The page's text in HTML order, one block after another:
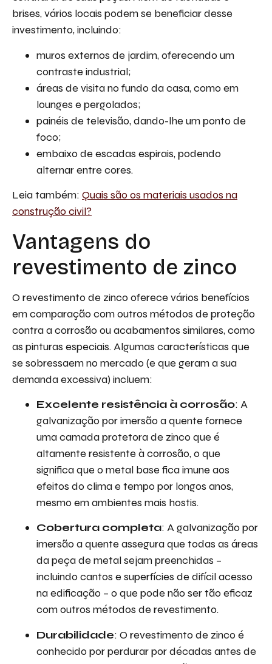
brises, vários locais podem se beneficiar desse
investimento, incluindo:
muros externos de jardim, oferecendo um
contraste industrial;
áreas de visita no fundo da casa, como em
lounges e pergolados;
painéis de televisão, dando-lhe um ponto de
foco;
embaixo de escadas espirais, podendo
alternar entre cores.
Leia também: Quais são os materiais usados na
construção civil?
Vantagens do
revestimento de zinco
O revestimento de zinco oferece vários benefícios
em comparação com outros métodos de proteção
contra a corrosão ou acabamentos similares, como
as pinturas especiais. Algumas características que
se sobressaem no mercado (e que geram a sua
demanda excessiva) incluem:
Excelente resistência à corrosão: A
galvanização por imersão a quente fornece
uma camada protetora de zinco que é
altamente resistente à corrosão, o que
significa que o metal base fica imune aos
efeitos do clima e tempo por longos anos,
mesmo em ambientes mais hostis.
Cobertura completa: A galvanização por
imersão a quente assegura que todas as áreas
da peça de metal sejam preenchidas –
incluindo cantos e superfícies de difícil acesso
na edificação – o que pode não ser tão eficaz
com outros métodos de revestimento.
Durabilidade: O revestimento de zinco é
conhecido por perdurar por décadas antes de